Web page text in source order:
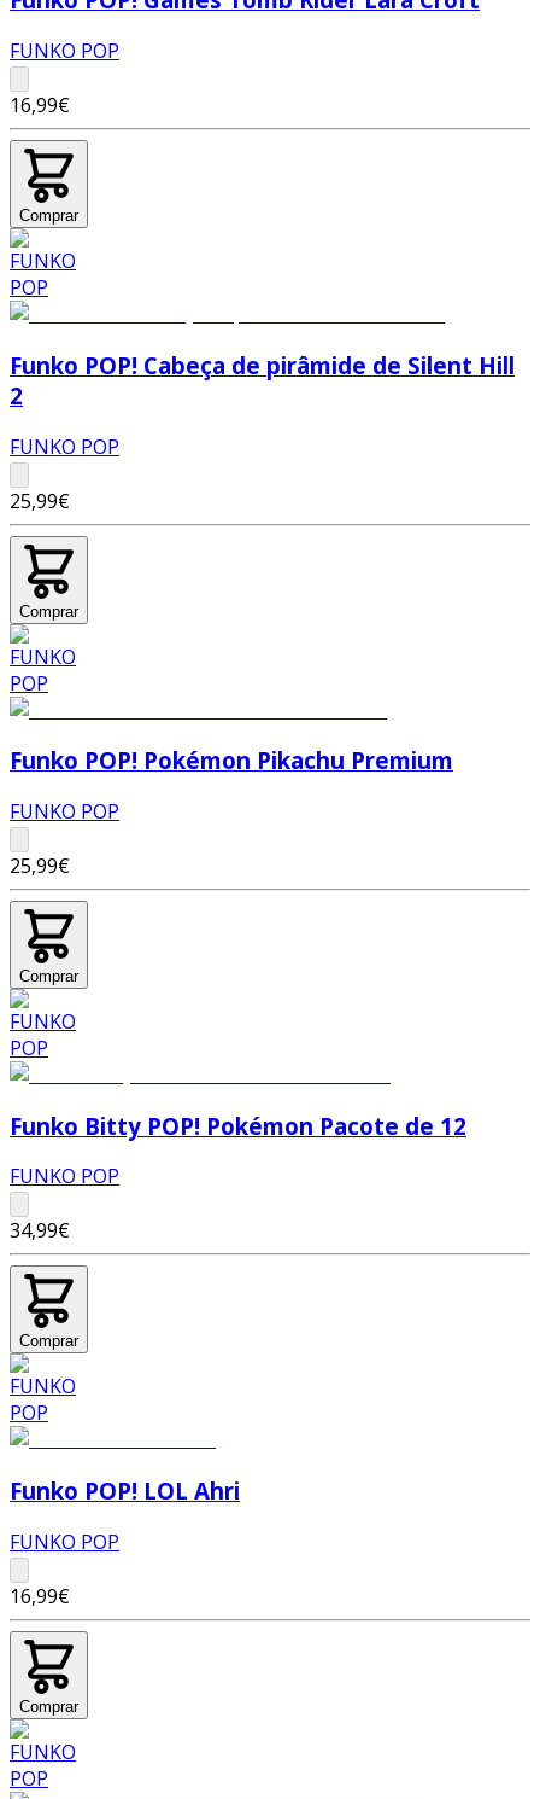
FUNKO POP
16,99€
Comprar
Funko POP! Cabeça de pirâmide de Silent Hill
2
FUNKO POP
25,99€
Comprar
Funko POP! Pokémon Pikachu Premium
FUNKO POP
25,99€
Comprar
Funko Bitty POP! Pokémon Pacote de 12
FUNKO POP
34,99€
Comprar
Funko POP! LOL Ahri
FUNKO POP
16,99€
Comprar